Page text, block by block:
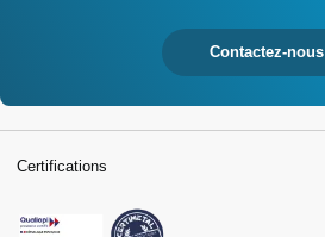
Contactez-nous
Certifications